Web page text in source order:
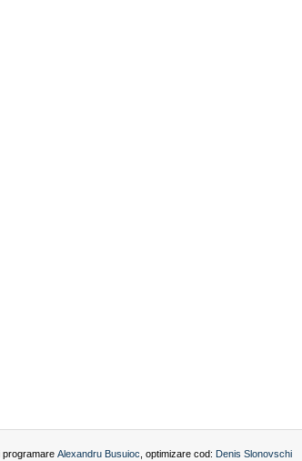
programare Alexandru Busuioc , optimizare cod: Denis Slonovschi